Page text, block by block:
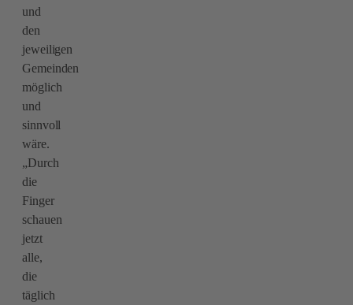
und
den
jeweiligen
Gemeinden
möglich
und
sinnvoll
wäre.
„Durch
die
Finger
schauen
jetzt
alle,
die
täglich